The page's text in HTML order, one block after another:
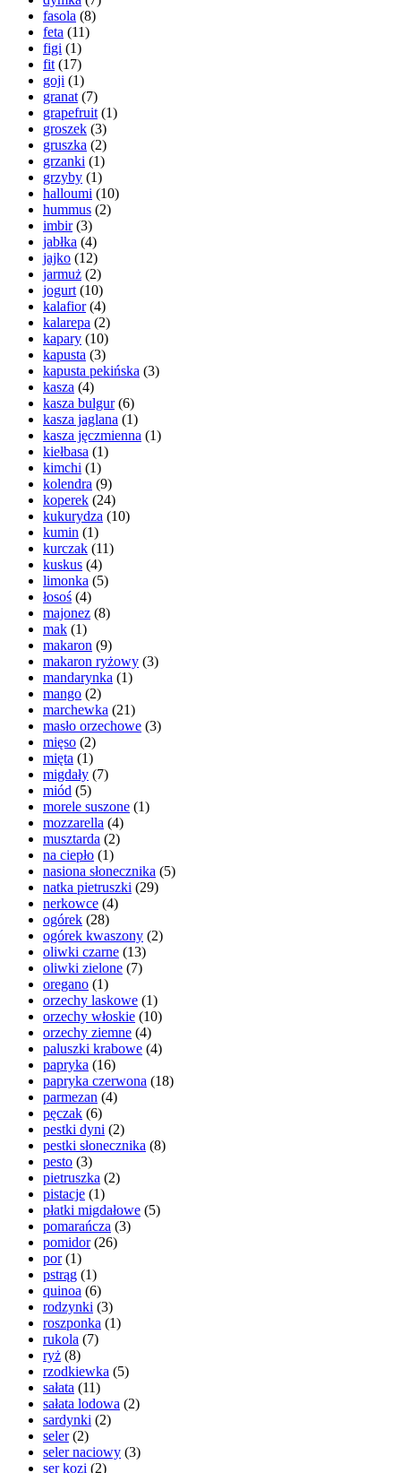
fasola (8)
feta (11)
figi (1)
fit (17)
goji (1)
granat (7)
grapefruit (1)
groszek (3)
gruszka (2)
grzanki (1)
grzyby (1)
halloumi (10)
hummus (2)
imbir(3)
jabłka (4)
jajko (12)
jarmuż (2)
jogurt (10)
kalafior(4)
kalarepa (2)
kapary (10)
kapusta (3)
kapusta pekińska (3)
kasza (4)
kasza bulgur(6)
kasza jaglana (1)
kasza jęczmienna (1)
kiełbasa (1)
kimchi (1)
kolendra (9)
koperek (24)
kukurydza (10)
kumin (1)
kurczak (11)
kuskus (4)
limonka (5)
łosoś (4)
majonez (8)
mak (1)
makaron (9)
makaron ryżowy (3)
mandarynka (1)
mango (2)
marchewka (21)
masło orzechowe (3)
mięso (2)
mięta (1)
migdały (7)
miód (5)
morele suszone (1)
mozzarella (4)
musztarda (2)
na ciepło (1)
nasiona słonecznika (5)
natka pietruszki (29)
nerkowce (4)
ogórek (28)
ogórek kwaszony (2)
oliwki czarne (13)
oliwki zielone (7)
oregano (1)
orzechy laskowe (1)
orzechy włoskie (10)
orzechy ziemne (4)
paluszki krabowe (4)
papryka (16)
papryka czerwona (18)
parmezan (4)
pęczak (6)
pestki dyni (2)
pestki słonecznika (8)
pesto (3)
pietruszka (2)
pistacje (1)
płatki migdałowe (5)
pomarańcza (3)
pomidor(26)
por(1)
pstrąg (1)
quinoa (6)
rodzynki (3)
roszponka (1)
rukola (7)
ryż (8)
rzodkiewka (5)
sałata (11)
sałata lodowa (2)
sardynki (2)
seler(2)
seler naciowy (3)
ser kozi (2)